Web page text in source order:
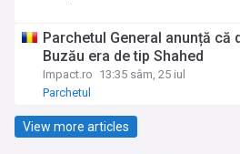
Parchetul General anunță că
Buzău era de tip Shahed
Impact.ro 13:35 sâm, 25 iul
Parchetul
View more articles